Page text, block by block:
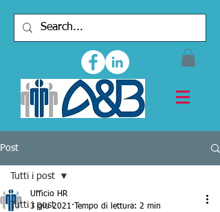
Post
Tutti i post
Tutti i post
Ufficio HR
3 giu 2021
Tempo di lettura: 2 min